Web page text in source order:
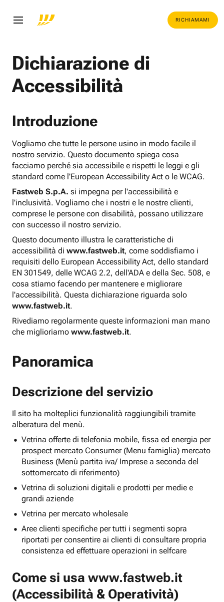
RICHIAMAMI
Dichiarazione di
Accessibilità
Introduzione
Vogliamo che tutte le persone usino in modo facile il
nostro servizio. Questo documento spiega cosa
facciamo perché sia accessibile e rispetti le leggi e gli
standard come l'European Accessibility Act o le WCAG.
Fastweb S.p.A. si impegna per l'accessibilità e
l'inclusività. Vogliamo che i nostri e le nostre clienti,
comprese le persone con disabilità, possano utilizzare
con successo il nostro servizio.
Questo documento illustra le caratteristiche di
accessibilità di www.fastweb.it, come soddisfiamo i
requisiti dello European Accessibility Act, dello standard
EN 301549, delle WCAG 2.2, dell'ADA e della Sec. 508, e
cosa stiamo facendo per mantenere e migliorare
l'accessibilità. Questa dichiarazione riguarda solo
www.fastweb.it.
Rivediamo regolarmente queste informazioni man mano
che miglioriamo www.fastweb.it.
Panoramica
Descrizione del servizio
Il sito ha molteplici funzionalità raggiungibili tramite
alberatura del menù.
Vetrina offerte di telefonia mobile, fissa ed energia per
prospect mercato Consumer (Menu famiglia) mercato
Business (Menù partita iva/ Imprese a seconda del
sottomercato di riferimento)
Vetrina di soluzioni digitali e prodotti per medie e
grandi aziende
Vetrina per mercato wholesale
Aree clienti specifiche per tutti i segmenti sopra
riportati per consentire ai clienti di consultare propria
consistenza ed effettuare operazioni in selfcare
Come si usa www.fastweb.it
(Accessibilità & Operatività)